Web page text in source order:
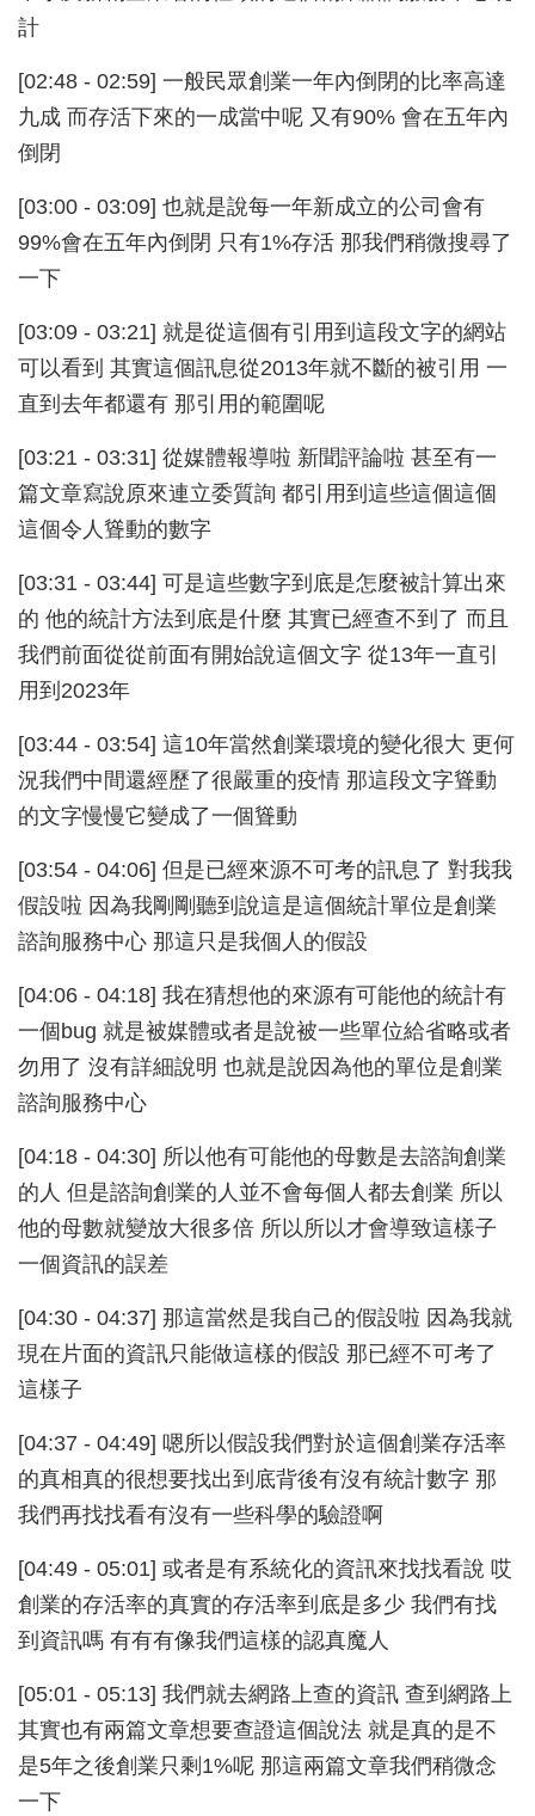
計
[02:48 - 02:59] 一般民眾創業一年內倒閉的比率高達
九成 而存活下來的一成當中呢 又有90% 會在五年內
倒閉
[03:00 - 03:09] 也就是說每一年新成立的公司會有
99%會在五年內倒閉 只有1%存活 那我們稍微搜尋了
一下
[03:09 - 03:21] 就是從這個有引用到這段文字的網站
可以看到 其實這個訊息從2013年就不斷的被引用 一
直到去年都還有 那引用的範圍呢
[03:21 - 03:31] 從媒體報導啦 新聞評論啦 甚至有一
篇文章寫說原來連立委質詢 都引用到這些這個這個
這個令人聳動的數字
[03:31 - 03:44] 可是這些數字到底是怎麼被計算出來
的 他的統計方法到底是什麼 其實已經查不到了 而且
我們前面從從前面有開始說這個文字 從13年一直引
用到2023年
[03:44 - 03:54] 這10年當然創業環境的變化很大 更何
況我們中間還經歷了很嚴重的疫情 那這段文字聳動
的文字慢慢它變成了一個聳動
[03:54 - 04:06] 但是已經來源不可考的訊息了 對我我
假設啦 因為我剛剛聽到說這是這個統計單位是創業
諮詢服務中心 那這只是我個人的假設
[04:06 - 04:18] 我在猜想他的來源有可能他的統計有
一個bug 就是被媒體或者是說被一些單位給省略或者
勿用了 沒有詳細說明 也就是說因為他的單位是創業
諮詢服務中心
[04:18 - 04:30] 所以他有可能他的母數是去諮詢創業
的人 但是諮詢創業的人並不會每個人都去創業 所以
他的母數就變放大很多倍 所以所以才會導致這樣子
一個資訊的誤差
[04:30 - 04:37] 那這當然是我自己的假設啦 因為我就
現在片面的資訊只能做這樣的假設 那已經不可考了
這樣子
[04:37 - 04:49] 嗯所以假設我們對於這個創業存活率
的真相真的很想要找出到底背後有沒有統計數字 那
我們再找找看有沒有一些科學的驗證啊
[04:49 - 05:01] 或者是有系統化的資訊來找找看說 哎
創業的存活率的真實的存活率到底是多少 我們有找
到資訊嗎 有有有像我們這樣的認真魔人
[05:01 - 05:13] 我們就去網路上查的資訊 查到網路上
其實也有兩篇文章想要查證這個說法 就是真的是不
是5年之後創業只剩1%呢 那這兩篇文章我們稍微念
一下